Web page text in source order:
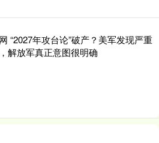
“2027年攻台论”破产？美军发现严重
解放军真正意图很明确